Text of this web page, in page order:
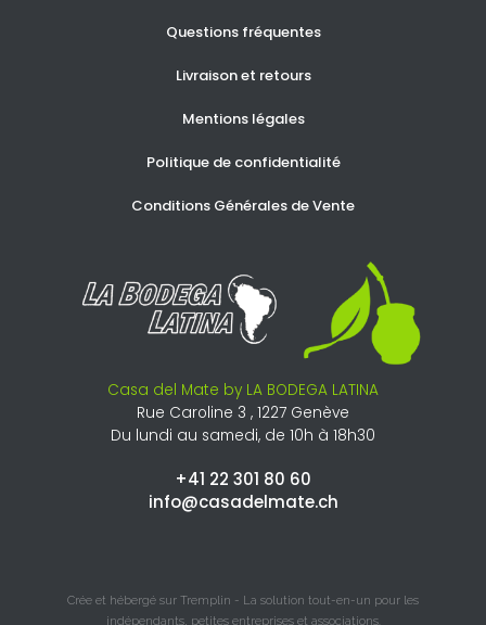
Questions fréquentes
Livraison et retours
Mentions légales
Politique de confidentialité
Conditions Générales de Vente
Casa del Mate by LA BODEGA LATINA
Rue Caroline 3 , 1227 Genève
Du lundi au samedi, de 10h à 18h30
+41 22 301 80 60​
info@casadelmate.ch
Crée et hébergé sur Tremplin - La solution tout-en-un pour les
indépendants, petites entreprises et associations.